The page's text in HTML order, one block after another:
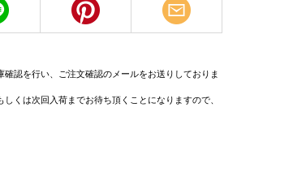
認を行い、ご注文確認のメールをお送りしておりま
くは次回入荷までお待ち頂くことになりますので、